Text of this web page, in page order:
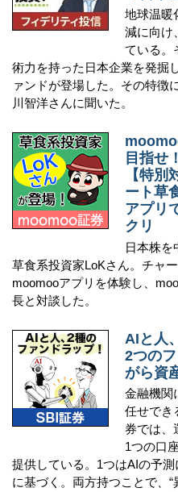
地球温暖
減に向け
ている。
術力を持った日本企業を発掘
ァンドが登場した。その特徴
川智洋さんに聞いた。
目指せ
【特
ート草
アプリ
クリ
日本株を
草食系投資家LoKさん。チャ
moomooアプリを体験し、
長と対談した。
AIと人
2つの
がら資
金融機関
任せでき
券では、
1つの口
提供している。1つはAIの予
に基づく。両方持つことで、